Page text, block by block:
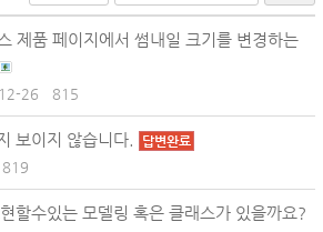
제품 페이지에서 썸내일 크기를 변경하는
26 815
보이지 않습니다. 답변완료
819
할수있는 모델링 혹은 클래스가 있을까요?